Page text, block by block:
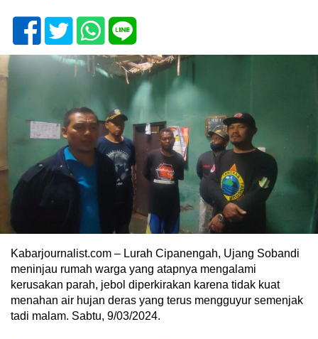
Kabarjournalist.com – Lurah Cipanengah, Ujang Sobandi
meninjau rumah warga yang atapnya mengalami
kerusakan parah, jebol diperkirakan karena tidak kuat
menahan air hujan deras yang terus mengguyur semenjak
tadi malam. Sabtu, 9/03/2024.